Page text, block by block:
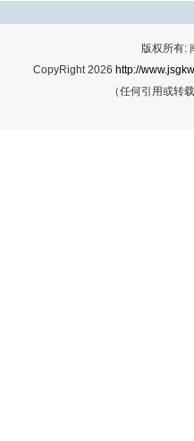
版权所有:
CopyRight 2026 http://
（任何引用或转